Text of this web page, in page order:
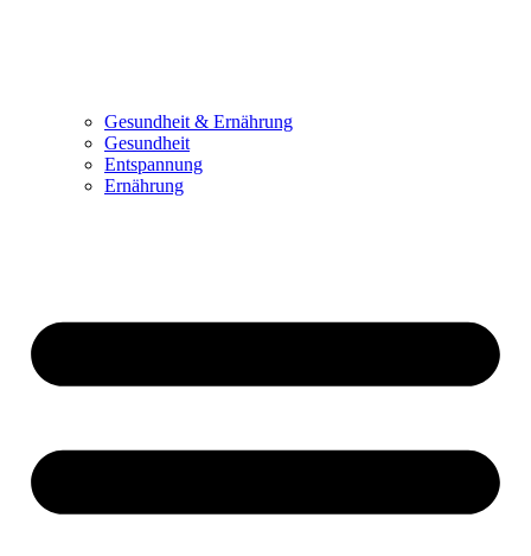
Gesundheit & Ernährung
Gesundheit
Entspannung
Ernährung